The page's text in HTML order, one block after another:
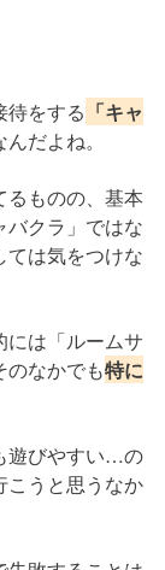
待をする 「キャ
んだよね。
ものの、基本
バクラ」ではな
ては気をつけな
には「ルームサ
のなかでも特に
遊びやすい…の
こうと思うなか